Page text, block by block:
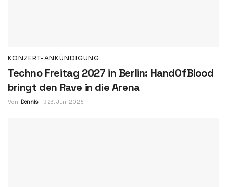
KONZERT-ANKÜNDIGUNG
Techno Freitag 2027 in Berlin: HandOfBlood
bringt den Rave in die Arena
Von Dennis 23. Juni 2026